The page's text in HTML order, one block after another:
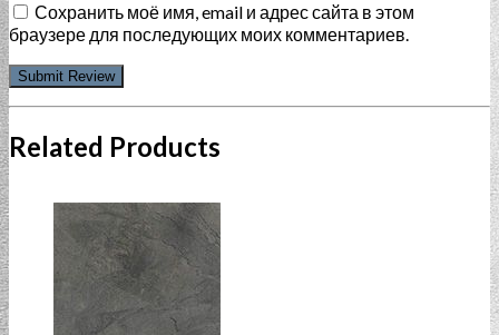
Сохранить моё имя, email и адрес сайта в этом
браузере для последующих моих комментариев.
Related Products